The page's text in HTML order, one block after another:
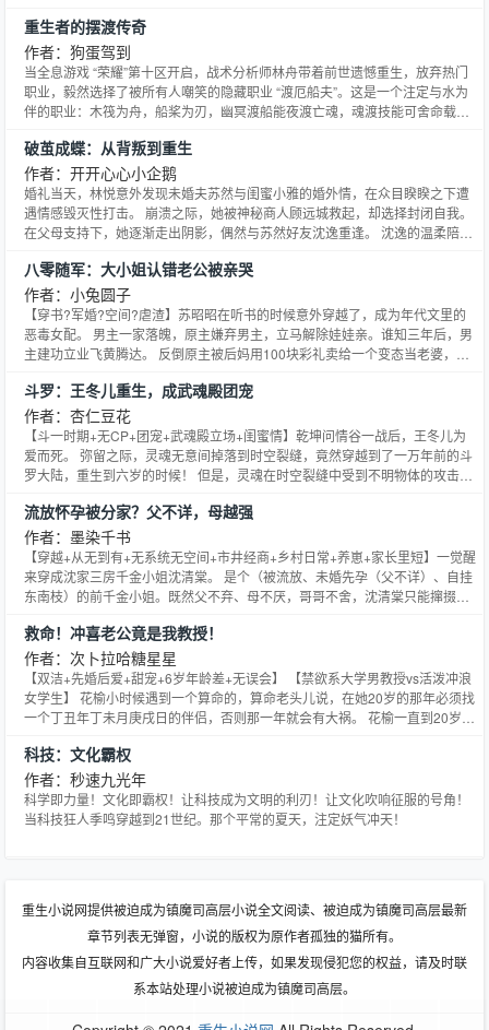
眈眈的几人登时傻眼了，纷纷采取措施。威猛的老虎舰长：你是我的！ 温柔的
狐狸指挥：小雪当时骗我，好伤心啊！青春的狼舍友和熊猫舍
重生者的摆渡传奇
作者：狗蛋驾到
当全息游戏 “荣耀”第十区开启，战术分析师林舟带着前世遗憾重生，放弃热门
职业，毅然选择了被所有人嘲笑的隐藏职业 “渡厄船夫”。这是一个注定与水为
伴的职业：木筏为舟，船桨为刃，幽冥渡船能夜渡亡魂，魂渡技能可舍命载人
里，如同异类。 前世，他因忽视水域资源致战队解散；今生，他手握全版本隐
藏任务坐标与版本预告，以船夫之身搅动风云——垄
破茧成蝶：从背叛到重生
作者：开开心心小企鹅
婚礼当天，林悦意外发现未婚夫苏然与闺蜜小雅的婚外情，在众目睽睽之下遭
遇情感毁灭性打击。 崩溃之际，她被神秘商人顾远城救起，却选择封闭自我。
在父母支持下，她逐渐走出阴影，偶然与苏然好友沈逸重逢。 沈逸的温柔陪伴
国际珠宝品牌éclat项目时，竟与已成为企业家的苏然再度相遇。 苏然目睹她的
蜕变后心生悔意，展开疯狂追求，但林悦已看清他自私
八零随军：大小姐认错老公被亲哭
作者：小兔圆子
【穿书?军婚?空间?虐渣】苏昭昭在听书的时候意外穿越了，成为年代文里的
恶毒女配。 男主一家落魄，原主嫌弃男主，立马解除娃娃亲。谁知三年后，男
主建功立业飞黄腾达。 反倒原主被后妈用100块彩礼卖给一个变态当老婆，最
北军区找男主。 “你未婚夫叫什么？” “叫谢……怀……”该死，从来记不住主角
名，这让苏昭昭很崩溃，努力想着当初听书的名
斗罗：王冬儿重生，成武魂殿团宠
作者：杏仁豆花
【斗一时期+无CP+团宠+武魂殿立场+闺蜜情】乾坤问情谷一战后，王冬儿为
爱而死。 弥留之际，灵魂无意间掉落到时空裂缝，竟然穿越到了一万年前的斗
罗大陆，重生到六岁的时候！ 但是，灵魂在时空裂缝中受到不明物体的攻击，
因为……千仞雪会牵着她的手，坚定地站在她的身后！ 宁荣荣会大声对所有人
宣布：冬儿是我最好的姐妹！小舞会双手叉腰，将所有
流放怀孕被分家？父不详，母越强
作者：墨染千书
【穿越+从无到有+无系统无空间+市井经商+乡村日常+养崽+家长里短】一觉醒
来穿成沈家三房千金小姐沈清棠。 是个（被流放、未婚先孕（父不详）、自挂
东南枝）的前千金小姐。既然父不弃、母不厌，哥哥不舍，沈清棠只能撺掇父
娃。不是，娃娃是生的，男人是捡的。 男人颜值高身材好，就是脑子不好。还
得吃好喝好穿好，否则就哄不好。 好在男人虽然脑子不
救命！冲喜老公竟是我教授！
作者：次卜拉哈糖星星
【双洁+先婚后爱+甜宠+6岁年龄差+无误会】 【禁欲系大学男教授vs活泼冲浪
女学生】 花榆小时候遇到一个算命的，算命老头儿说，在她20岁的那年必须找
一个丁丑年丁未月庚戌日的伴侣，否则那一年就会有大祸。 花榆一直到20岁的
间是一年后，她车祸惨死！ 花榆醒来后，火速在舅舅的介绍下相亲领证！本以
为是个冲喜改命的形式老公。 但……怎么回
科技：文化霸权
作者：秒速九光年
科学即力量！文化即霸权！让科技成为文明的利刃！让文化吹响征服的号角！
当科技狂人季鸣穿越到21世纪。那个平常的夏天，注定妖气冲天！
重生小说网提供被迫成为镇魔司高层小说全文阅读、被迫成为镇魔司高层最新
章节列表无弹窗，小说的版权为原作者孤独的猫所有。
内容收集自互联网和广大小说爱好者上传，如果发现侵犯您的权益，请及时联
系本站处理小说被迫成为镇魔司高层。